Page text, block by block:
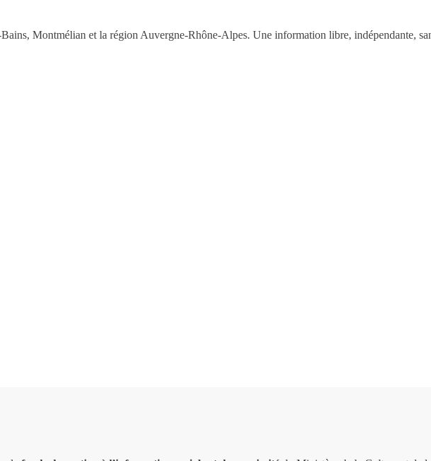
Montmélian et la région Auvergne-Rhône-Alpes. Une information libre, indépendante,